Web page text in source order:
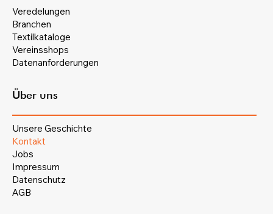
Veredelungen
Branchen
Textilkataloge
Vereinsshops
Datenanforderungen
Über uns
Unsere Geschichte
Kontakt
Jobs
Impressum
Datenschutz
AGB